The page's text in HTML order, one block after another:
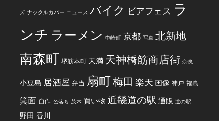
ズ ナックルカバー ニュース バイク ビアフェス ラ
ンチ ラーメン 中崎町 京都 写真 北新地
南森町 堺筋本町 天満 天神橋筋商店街 奈良
小豆島 居酒屋 弁当 扇町梅田 楽天 画像 神戸 福島
箕面 自作 色落ち 茨木 買い物 近畿道の駅 通販 道の駅
野田 香川